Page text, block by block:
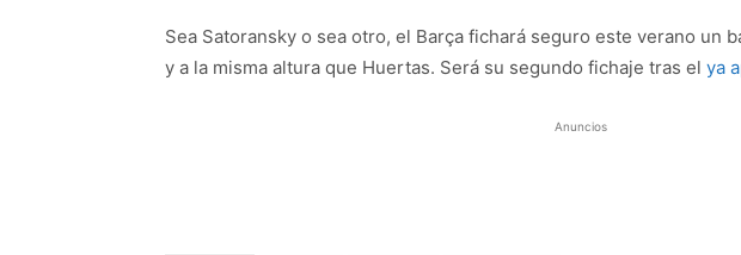
Sea Satoransky o sea otro, el Barça fichará seguro este verano un
y a la misma altura que Huertas. Será su segundo fichaje tras el ya
Anuncios